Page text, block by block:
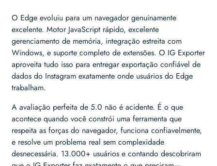
O Edge evoluiu para um navegador genuinamente
excelente. Motor JavaScript rápido, excelente
gerenciamento de memória, integração estreita com
Windows, e suporte completo de extensões. O IG Exporter
aproveita tudo isso para entregar exportação confiável de
dados do Instagram exatamente onde usuários do Edge
trabalham.
A avaliação perfeita de 5.0 não é acidente. É o que
acontece quando você constrói uma ferramenta que
respeita as forças do navegador, funciona confiavelmente,
e resolve um problema real sem complexidade
desnecessária. 13.000+ usuários e contando descobriram